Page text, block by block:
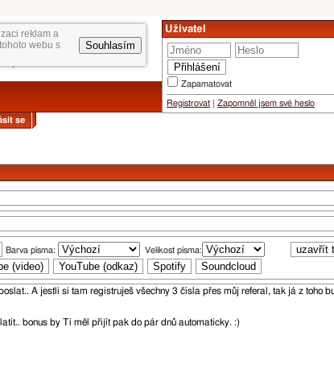
reklam a
webu s
Souhlasím
Uživatel
Zapamatovat
Registrovat Zapomněl jsem své heslo
se
Barva písma:
Velikost písma: